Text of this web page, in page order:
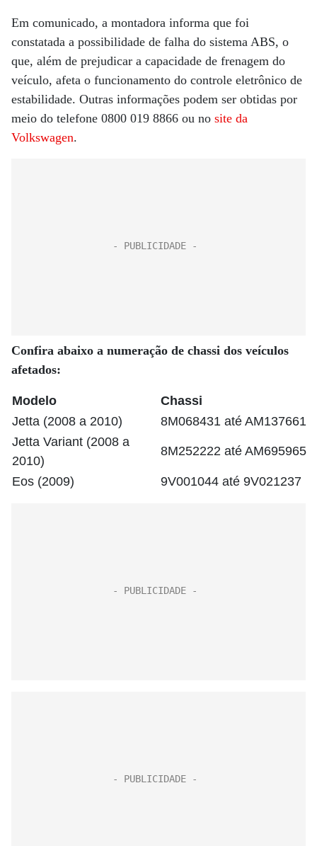
Em comunicado, a montadora informa que foi
constatada a possibilidade de falha do sistema ABS, o
que, além de prejudicar a capacidade de frenagem do
veículo, afeta o funcionamento do controle eletrônico de
estabilidade. Outras informações podem ser obtidas por
meio do telefone 0800 019 8866 ou no site da
Volkswagen.
Confira abaixo a numeração de chassi dos veículos
afetados:
Modelo
Chassi
Jetta (2008 a 2010)
8M068431 até AM137661
Jetta Variant (2008 a
2010)
8M252222 até AM695965
Eos (2009) 9V001044 até 9V021237